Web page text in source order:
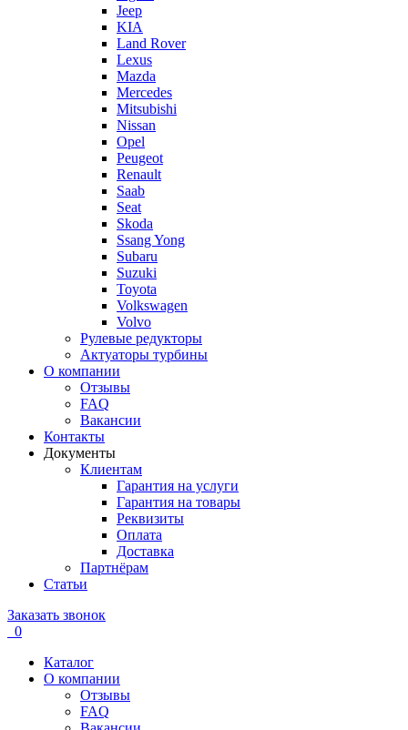
Jeep
KIA
Land Rover
Lexus
Mazda
Mercedes
Mitsubishi
Nissan
Opel
Peugeot
Renault
Saab
Seat
Skoda
Ssang Yong
Subaru
Suzuki
Toyota
Volkswagen
Volvo
Рулевые редукторы
Актуаторы турбины
О компании
Отзывы
FAQ
Вакансии
Контакты
Документы
Клиентам
Гарантия на услуги
Гарантия на товары
Реквизиты
Оплата
Доставка
Партнёрам
Статьи
Заказать звонок
0
Каталог
О компании
Отзывы
FAQ